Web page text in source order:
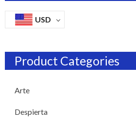
USD
Product Categories
Arte
Despierta